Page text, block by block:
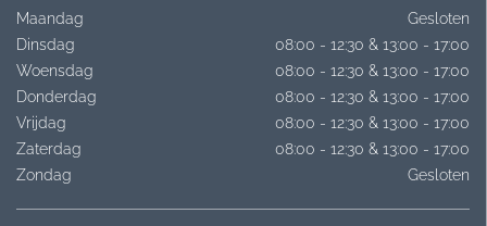
Maandag
Gesloten
Dinsdag
08:00 - 12:30 & 13:00 - 17:00
Woensdag
08:00 - 12:30 & 13:00 - 17:00
Donderdag
08:00 - 12:30 & 13:00 - 17:00
Vrijdag
08:00 - 12:30 & 13:00 - 17:00
Zaterdag
08:00 - 12:30 & 13:00 - 17:00
Zondag
Gesloten